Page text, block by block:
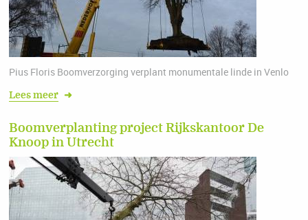
Pius Floris Boomverzorging verplant monumentale linde in Venlo
Lees meer ➜
Boomverplanting project Rijkskantoor De
Knoop in Utrecht